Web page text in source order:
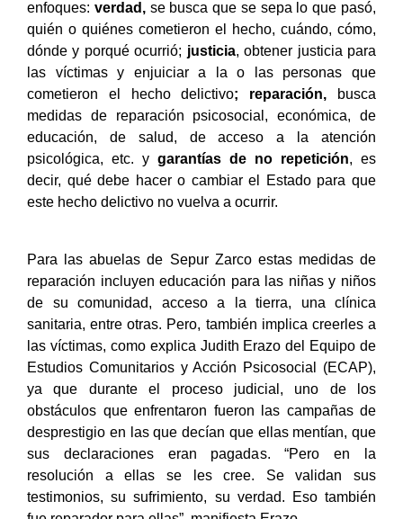
enfoques: verdad,se busca que se sepa lo que pasó,
quién o quiénes cometieron el hecho, cuándo, cómo,
dónde y porqué ocurrió;justicia, obtener justicia para
las víctimas y enjuiciar a la o las personas que
cometieron el hecho delictivo; reparación, busca
medidas de reparación psicosocial, económica, de
educación, de salud, de acceso a la atención
psicológica, etc. y garantías de no repetición, es
decir, qué debe hacer o cambiar el Estado para que
este hecho delictivo no vuelva a ocurrir.
Para las abuelas de Sepur Zarco estas medidas de
reparación incluyen educación para las niñas y niños
de su comunidad, acceso a la tierra, una clínica
sanitaria, entre otras. Pero, también implica creerles a
las víctimas, como explica Judith Erazo del Equipo de
Estudios Comunitarios y Acción Psicosocial (ECAP),
ya que durante el proceso judicial, uno de los
obstáculos que enfrentaron fueron las campañas de
desprestigio en las que decían que ellas mentían, que
sus declaraciones eran pagadas. “Pero en la
resolución a ellas se les cree. Se validan sus
testimonios, su sufrimiento, su verdad. Eso también